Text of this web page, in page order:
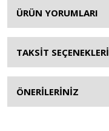
ÜRÜN YORUMLARI
TAKSİT SEÇENEKLERİ
ÖNERİLERİNİZ